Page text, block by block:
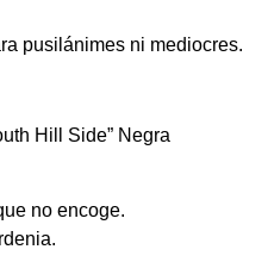
pusilánimes ni mediocres.
Hill Side” Negra
no encoge.